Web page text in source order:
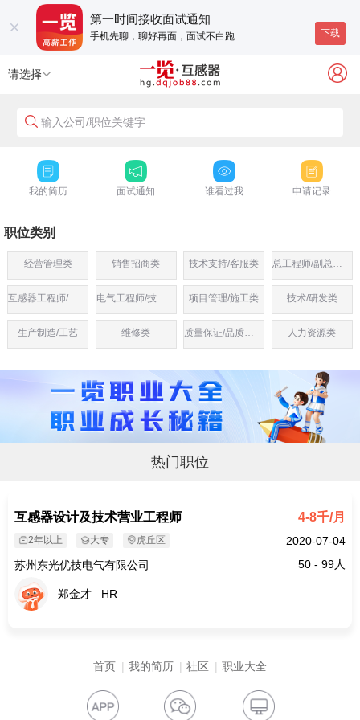
请选择
输入公司/职位关键字
我的简历 面试通知 谁看过我 申请记录
职位类别
经营管理类 销售招商类 技术支持/客服类 总工程师/副总工程
互感器工程师/技术员 电气工程师/技术员 项目管理/施工类 技术/研发类
生产制造/工艺 维修类 质量保证/品质管理类 人力资源类
热门职位
互感器设计及技术营业工程师 4-8千/月
2年以上 大专 虎丘区
2020-07-04
苏州东光优技电气有限公司
50 - 99人
郑金才 HR
第一时间接收面试通知
手机先聊，聊好再面，面试不白跑 下载
首页 我的简历 社区 职业大全